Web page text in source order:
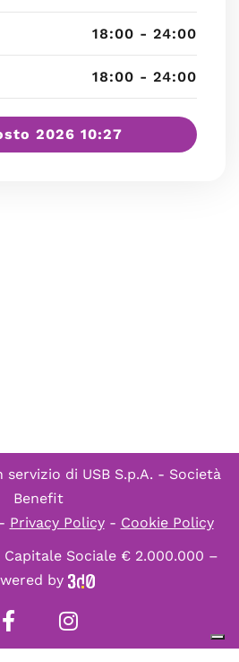
18:00 - 24:00
18:00 - 24:00
2026 10:27
servizio di USB S.p.A. - Società
Benefit
Privacy Policy- Cookie Policy
Capitale Sociale € 2.000.000 –
by